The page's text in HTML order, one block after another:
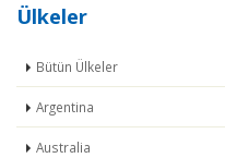
Ülkeler
Bütün Ülkeler
Argentina
Australia